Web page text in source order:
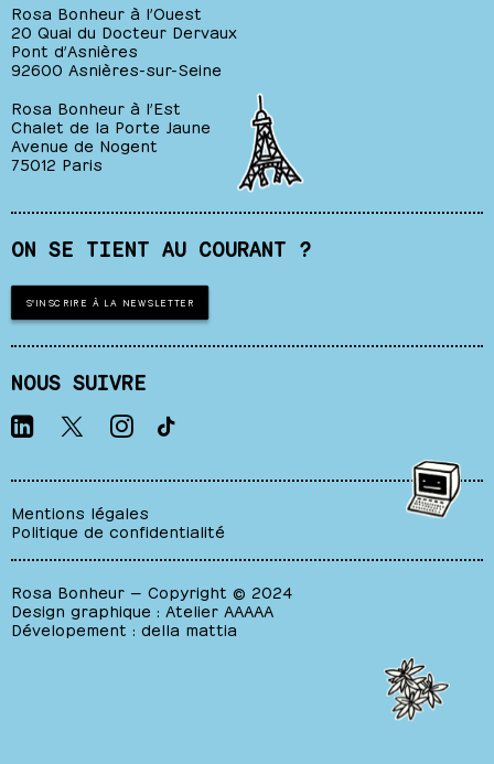
Rosa Bonheur à l’Ouest
20 Quai du Docteur Dervaux
Pont d’Asnières
92600 Asnières-sur-Seine
Rosa Bonheur à l’Est
Chalet de la Porte Jaune
Avenue de Nogent
75012 Paris
ON SE TIENT AU COURANT ?
S'INSCRIRE À LA NEWSLETTER
NOUS SUIVRE
Mentions légales
Politique de confidentialité
Rosa Bonheur — Copyright © 2024
Design graphique : Atelier AAAAA
Dévelopement : della mattia